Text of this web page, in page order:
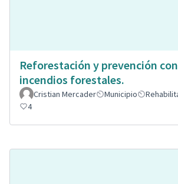
Reforestación y prevención
incendios forestales.
Cristian Mercader Municipio
4